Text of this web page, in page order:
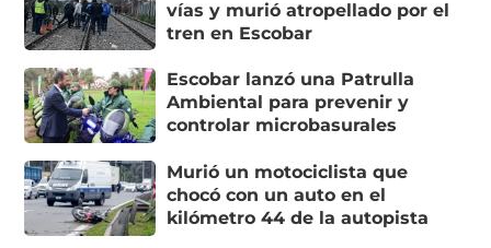
vías y murió atropellado por el
tren en Escobar
Escobar lanzó una Patrulla
Ambiental para prevenir y
controlar microbasurales
Murió un motociclista que
chocó con un auto en el
kilómetro 44 de la autopista